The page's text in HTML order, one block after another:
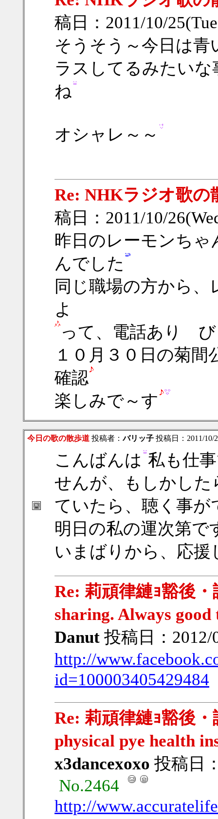
稿日：2011/10/
そうそう～今日は
ラスしてるみたい
ね
オシャレ～～
Re: NHKラジオ歌の
稿日：2011/10/
昨日のレーモンち
んでした
同じ職場の方から
よ
って、電話あり
１０月３０日の菊
確認
楽しみで～す
今日の歌の散歩道 投稿者：バリッ子 投稿日：2011/10/
こんばんは 私も仕
せんが、もしかし
ていたら、聴く事
明日の私の運次第で
いまばりから、応
Re: 莉頑律縺ｮ豁後
sharing. Always
Danut 投稿日：
http://
id=100003405429484
Re: 莉頑律縺ｮ豁後
physical pye health
x3dancexoxo 投稿日
No.2464
http://